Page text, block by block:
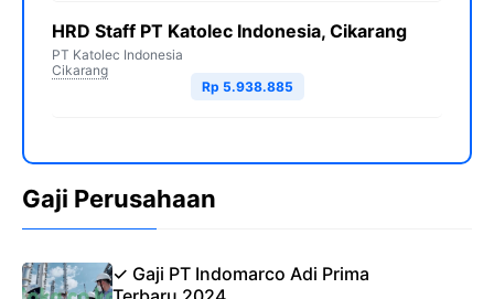
HRD Staff PT Katolec Indonesia, Cikarang
PT Katolec Indonesia
Cikarang
Rp 5.938.885
Gaji Perusahaan
✓ Gaji PT Indomarco Adi Prima